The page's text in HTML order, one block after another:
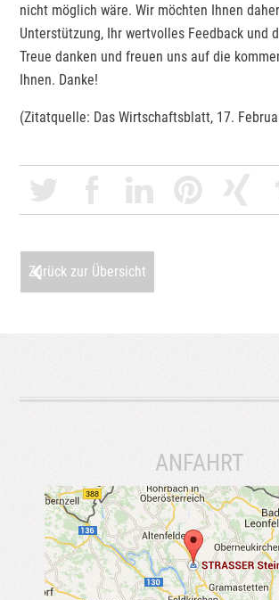
nicht möglich wäre. Wir möchten Ihnen
Unterstützung, Ihr wertvolles Feedback und
Treue danken und freuen uns auf die
Ihnen. Danke!
(Zitatquelle: Das Wirtschaftsblatt, 17.
Zurück zur Übersicht
ANFAHRT